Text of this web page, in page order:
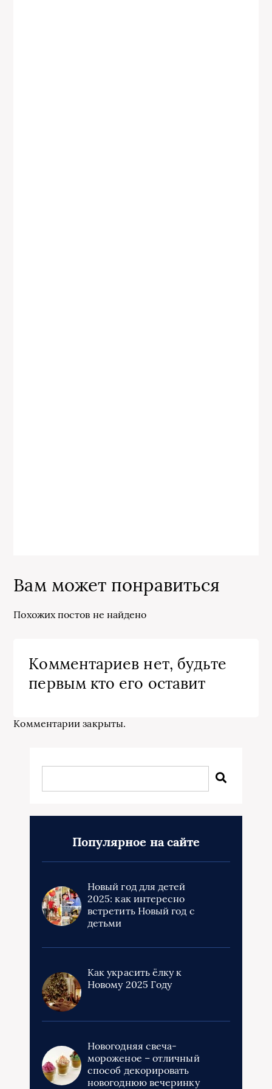
Вам может понравиться
Похожих постов не найдено
Комментариев нет, будьте
первым кто его оставит
Комментарии закрыты.
Популярное на сайте
Новый год для детей
2025: как интересно
встретить Новый год с
детьми
Как украсить ёлку к
Новому 2025 Году
Новогодняя свеча-
мороженое – отличный
способ декорировать
новогоднюю вечеринку